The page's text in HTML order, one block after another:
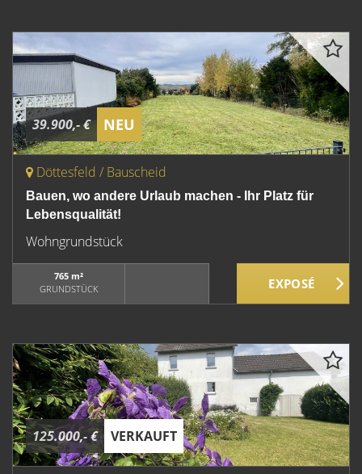
39.900,- € NEU
Döttesfeld / Bauscheid
Bauen, wo andere Urlaub machen - Ihr Platz für
Lebensqualität!
Wohngrundstück
765 m²
GRUNDSTÜCK
125.000,- € VERKAUFT